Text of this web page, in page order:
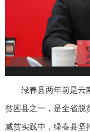
绿春县两年前是云南
贫困县之一，是全省脱
减贫实践中，绿春县坚